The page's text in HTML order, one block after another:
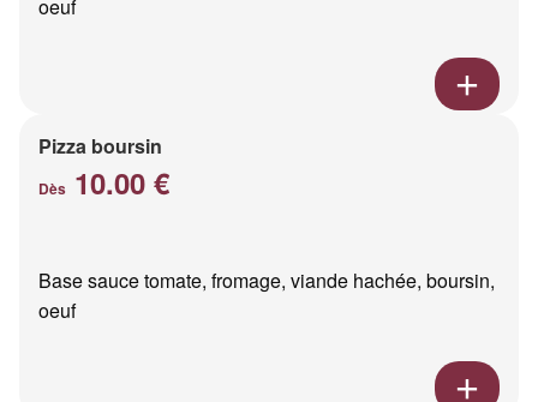
oeuf
Pizza boursin
Dès 10.00 €
Base sauce tomate, fromage, viande hachée, boursin,
oeuf